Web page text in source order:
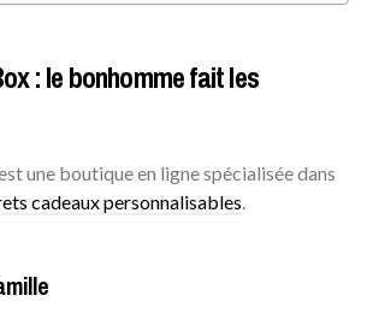
: le bonhomme fait les
une boutique en ligne spécialisée dans
cadeaux personnalisables.